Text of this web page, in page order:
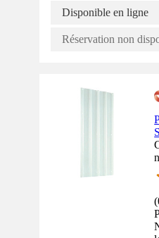
Disponible en ligne
Réservation non
(